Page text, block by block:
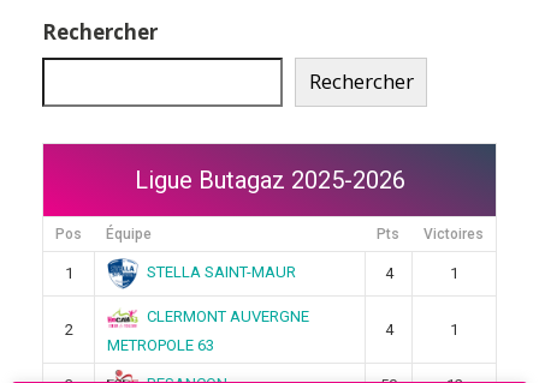
Rechercher
Rechercher
Ligue Butagaz 2025-2026
Pos Équipe Pts Victoires
1 STELLA SAINT-MAUR 4 1
2
CLERMONT AUVERGNE
METROPOLE 63
4 1